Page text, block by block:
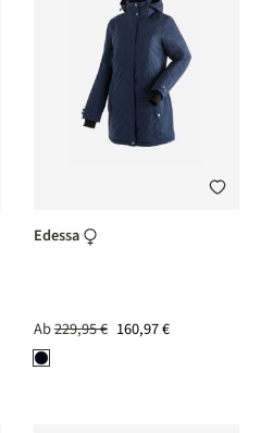
Edessa
Ab229,95 € 160,97 €